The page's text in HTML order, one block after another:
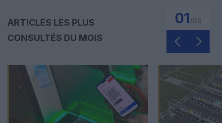
ARTICLES LES PLUS
CONSULTÉS DU MOIS
01